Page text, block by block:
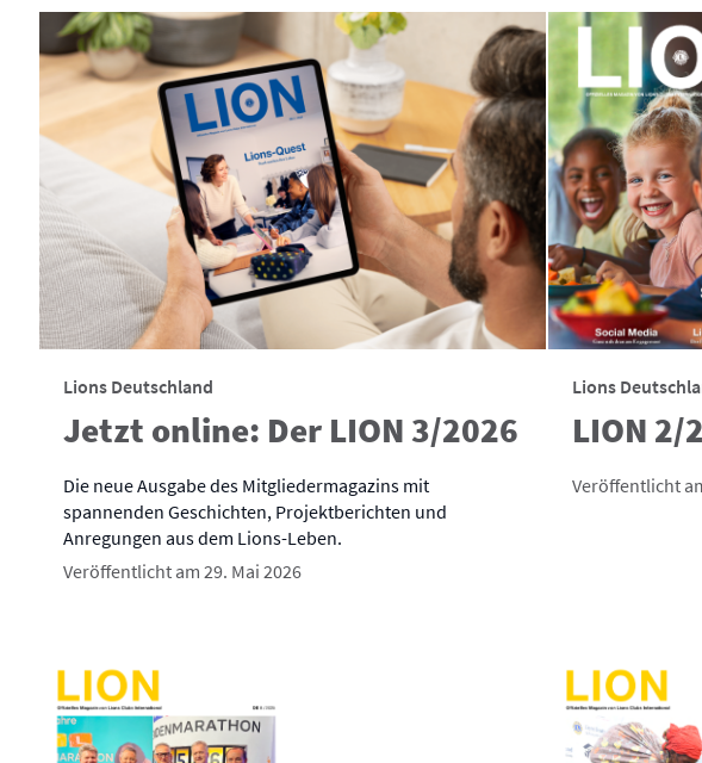
Lions Deutschland
Jetzt online: Der LION 3/2026
Die neue Ausgabe des Mitgliedermagazins mit
spannenden Geschichten, Projektberichten und
Anregungen aus dem Lions-Leben.
Veröffentlicht am 29. Mai 2026
Lions
LION 2/
Veröffentlicht